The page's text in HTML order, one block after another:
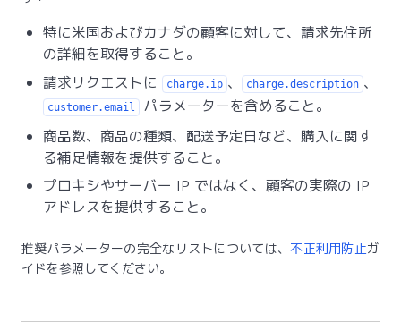
特に米国およびカナダの顧客に対して、請求先住所
の詳細を取得すること。
請求リクエストに
charge.ip 、 charge.description 、
customer.email
パラメーターを含めること。
商品数、商品の種類、配送予定日など、購入に関す
る補足情報を提供すること。
プロキシやサーバー IP ではなく、顧客の実際の IP
アドレスを提供すること。
推奨パラメーターの完全なリストについては、不正利用防止ガ
イドを参照してください。